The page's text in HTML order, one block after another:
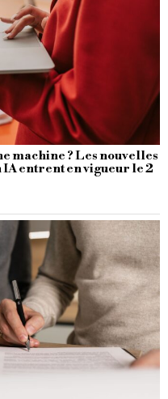
machine ? Les nouvelles
entrent en vigueur le 2